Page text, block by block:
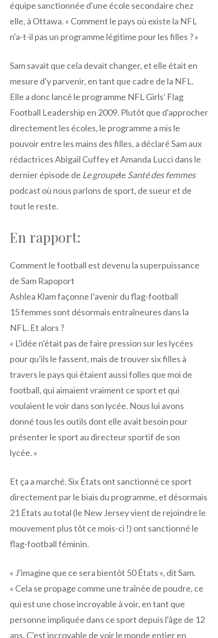
équipe sanctionnée d'une école secondaire chez
elle, à Ottawa. « Comment le pays où existe la NFL
n'a-t-il pas un programme légitime pour les filles ? »
Sam savait que cela devait changer, et elle était en
mesure d'y parvenir, en tant que cadre de la NFL.
Elle a donc lancé le programme NFL Girls' Flag
Football Leadership en 2009. Plutôt que d'approcher
directement les écoles, le programme a mis le
pouvoir entre les mains des filles, a déclaré Sam aux
rédactrices Abigail Cuffey et Amanda Lucci dans le
dernier épisode de Le groupele Santé des femmes
podcast où nous parlons de sport, de sueur et de
tout le reste.
En rapport:
Comment le football est devenu la superpuissance
de Sam Rapoport
Ashlea Klam façonne l’avenir du flag-football
15 femmes sont désormais entraîneures dans la
NFL. Et alors ?
« L'idée n'était pas de faire pression sur les lycées
pour qu'ils le fassent, mais de trouver six filles à
travers le pays qui étaient aussi folles que moi de
football, qui aimaient vraiment ce sport et qui
voulaient le voir dans son lycée. Nous lui avons
donné tous les outils dont elle avait besoin pour
présenter le sport au directeur sportif de son
lycée. »
Et ça a marché. Six États ont sanctionné ce sport
directement par le biais du programme, et désormais
21 États au total (le New Jersey vient de rejoindre le
mouvement plus tôt ce mois-ci !) ont sanctionné le
flag-football féminin.
« J'imagine que ce sera bientôt 50 États », dit Sam.
« Cela se propage comme une traînée de poudre, ce
qui est une chose incroyable à voir, en tant que
personne impliquée dans ce sport depuis l'âge de 12
ans. C'est incroyable de voir le monde entier en